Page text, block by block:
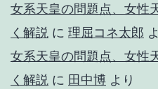
女系天皇の問題点、女性
く解説 に 理屈コネ太郎
女系天皇の問題点、女性
く解説 に 田中博 より